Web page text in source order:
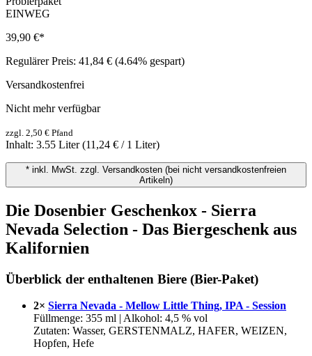
EINWEG
39,90 €*
Regulärer Preis: 41,84 € (4.64% gespart)
Versandkostenfrei
Nicht mehr verfügbar
zzgl. 2,50 € Pfand
Inhalt: 3.55 Liter(11,24 € / 1 Liter)
* inkl. MwSt. zzgl. Versandkosten (bei nicht versandkostenfreien
Artikeln)
Die Dosenbier Geschenkox - Sierra
Nevada Selection - Das Biergeschenk aus
Kalifornien
Überblick der enthaltenen Biere (Bier-Paket)
2× Sierra Nevada - Mellow Little Thing, IPA - Session
Füllmenge: 355 ml | Alkohol: 4,5 % vol
Zutaten: Wasser, GERSTENMALZ, HAFER, WEIZEN,
Hopfen, Hefe